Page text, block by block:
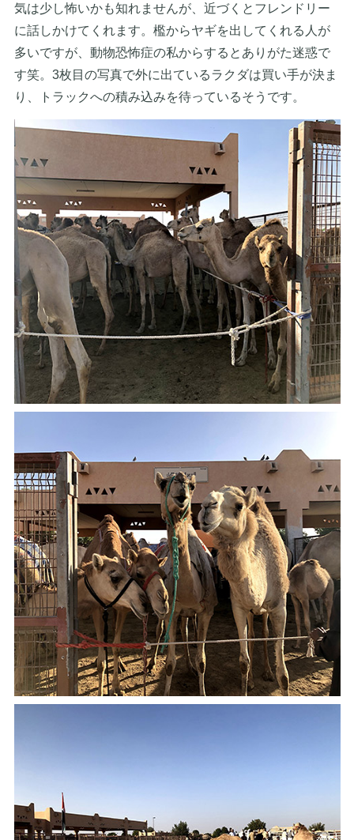
気は少し怖いかも知れませんが、近づくとフレンドリー
に話しかけてくれます。檻からヤギを出してくれる人が
多いですが、動物恐怖症の私からするとありがた迷惑で
す笑。3枚目の写真で外に出ているラクダは買い手が決ま
り、トラックへの積み込みを待っているそうです。